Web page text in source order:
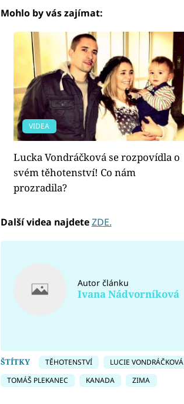
Mohlo by vás zajímat:
VIDEA
Lucka Vondráčková se rozpovídla o
svém těhotenství! Co nám
prozradila?
Další videa najdeteZDE.
Autor článku
Ivana Nádvorníková
ŠTÍTKY TĚHOTENSTVÍ
LUCIE VONDRÁČKOVÁ
TOMÁŠ PLEKANEC
KANADA ZIMA